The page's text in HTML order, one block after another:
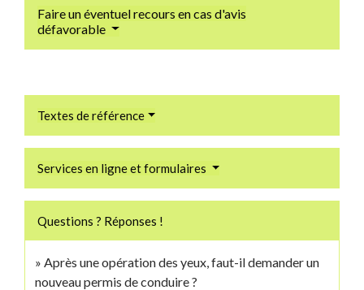
Faire un éventuel recours en cas d'avis
défavorable
Textes de référence
Services en ligne et formulaires
Questions ? Réponses !
Après une opération des yeux, faut-il demander un
nouveau permis de conduire ?